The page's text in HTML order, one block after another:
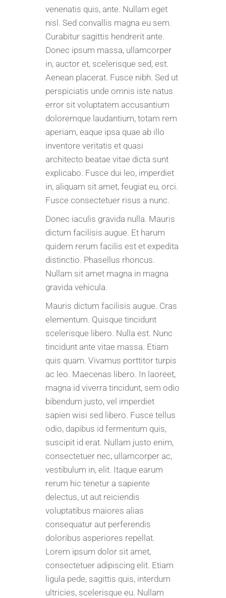
venenatis quis, ante. Nullam eget
nisl. Sed convallis magna eu sem.
Curabitur sagittis hendrerit ante.
Donec ipsum massa, ullamcorper
in, auctor et, scelerisque sed, est.
Aenean placerat. Fusce nibh. Sed ut
perspiciatis unde omnis iste natus
error sit voluptatem accusantium
doloremque laudantium, totam rem
aperiam, eaque ipsa quae ab illo
inventore veritatis et quasi
architecto beatae vitae dicta sunt
explicabo. Fusce dui leo, imperdiet
in, aliquam sit amet, feugiat eu, orci.
Fusce consectetuer risus a nunc.
Donec iaculis gravida nulla. Mauris
dictum facilisis augue. Et harum
quidem rerum facilis est et expedita
distinctio. Phasellus rhoncus.
Nullam sit amet magna in magna
gravida vehicula.
Mauris dictum facilisis augue. Cras
elementum. Quisque tincidunt
scelerisque libero. Nulla est. Nunc
tincidunt ante vitae massa. Etiam
quis quam. Vivamus porttitor turpis
ac leo. Maecenas libero. In laoreet,
magna id viverra tincidunt, sem odio
bibendum justo, vel imperdiet
sapien wisi sed libero. Fusce tellus
odio, dapibus id fermentum quis,
suscipit id erat. Nullam justo enim,
consectetuer nec, ullamcorper ac,
vestibulum in, elit. Itaque earum
rerum hic tenetur a sapiente
delectus, ut aut reiciendis
voluptatibus maiores alias
consequatur aut perferendis
doloribus asperiores repellat.
Lorem ipsum dolor sit amet,
consectetuer adipiscing elit. Etiam
ligula pede, sagittis quis, interdum
ultricies, scelerisque eu. Nullam